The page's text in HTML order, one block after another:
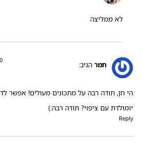
לא ממליצה
תמר הגיב:
10
הי חן, תודה רבה על מתכונים מעולים! אפשר
יומולדת עם ציפוי? תודה רבה:)
Reply